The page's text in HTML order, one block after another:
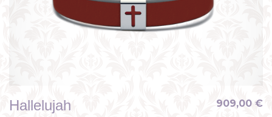
Hallelujah 909,00 €